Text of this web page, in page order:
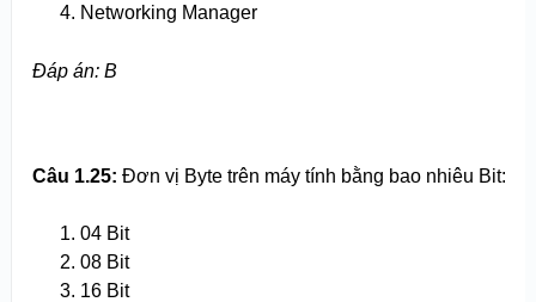
Networking Manager
Đáp án: B
Câu 1.25: Đơn vị Byte trên máy tính bằng bao nhiêu Bit:
04 Bit
08 Bit
16 Bit